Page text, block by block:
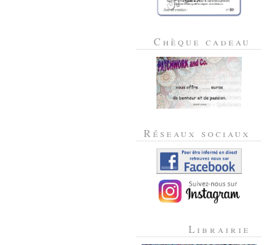
Chèque cadeau
Réseaux sociaux
Librairie